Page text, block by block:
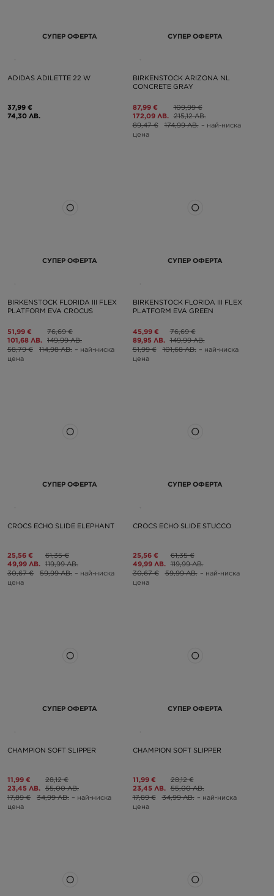
СУПЕР ОФЕРТА
ADIDAS ADILETTE 22 W
37,99 €
74,30 ЛВ.
СУПЕР ОФЕРТА
BIRKENSTOCK ARIZONA NL
CONCRETE GRAY
87,99 €
172,09 ЛВ.
109,99 €
215,12 ЛВ.
89,47 €
174,99 ЛВ. – най-ниска
цена
СУПЕР ОФЕРТА
BIRKENSTOCK FLORIDA III FLEX
PLATFORM EVA CROCUS
51,99 €
101,68 ЛВ.
76,69 €
149,99 ЛВ.
58,79 €
114,98 ЛВ. – най-ниска
цена
СУПЕР ОФЕРТА
BIRKENSTOCK FLORIDA III FLEX
PLATFORM EVA GREEN
45,99 €
89,95 ЛВ.
76,69 €
149,99 ЛВ.
51,99 €
101,68 ЛВ. – най-ниска
цена
СУПЕР ОФЕРТА
CROCS ECHO SLIDE ELEPHANT
25,56 €
49,99 ЛВ.
61,35 €
119,99 ЛВ.
30,67 €
59,99 ЛВ. – най-ниска
цена
СУПЕР ОФЕРТА
CROCS ECHO SLIDE STUCCO
25,56 €
49,99 ЛВ.
61,35 €
119,99 ЛВ.
30,67 €
59,99 ЛВ. – най-ниска
цена
СУПЕР ОФЕРТА
CHAMPION SOFT SLIPPER
11,99 €
23,45 ЛВ.
28,12 €
55,00 ЛВ.
17,89 €
34,99 ЛВ. – най-ниска
цена
СУПЕР ОФЕРТА
CHAMPION SOFT SLIPPER
11,99 €
23,45 ЛВ.
28,12 €
55,00 ЛВ.
17,89 €
34,99 ЛВ. – най-ниска
цена